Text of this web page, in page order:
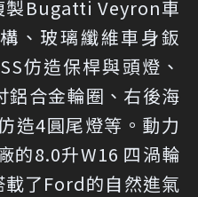
製Bugatti Veyron車
、玻璃纖維車身鈑
仿造保桿與頭燈、
鋁合金輪圈、右後海
造4圓尾燈等。動力
的8.0升W16 四渦輪
了Ford的自然進氣